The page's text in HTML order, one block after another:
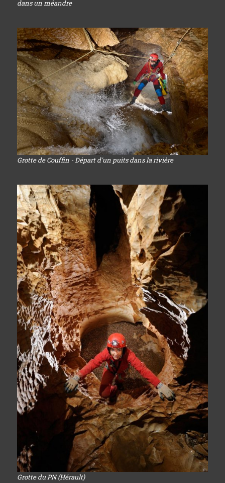
dans un méandre
Grotte de Couffin - Départ d'un puits dans la rivière
Grotte du PN (Hérault)